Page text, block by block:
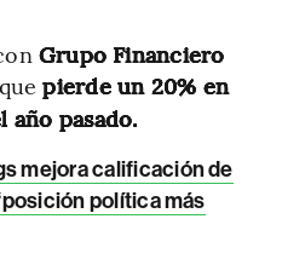
Grupo Financiero
pierde un 20% en
pasado.
mejora calificación de
política más